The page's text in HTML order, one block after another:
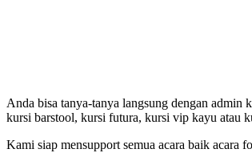
Anda bisa tanya-tanya langsung dengan admin
kursi barstool, kursi futura, kursi vip kayu atau
Kami siap mensupport semua acara baik acara